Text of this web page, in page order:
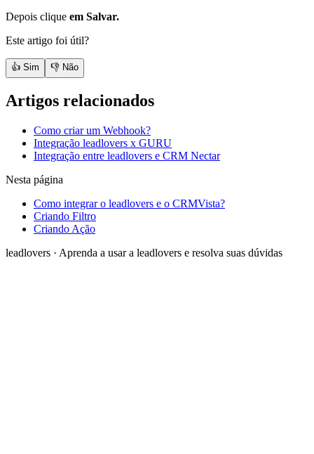
Depois clique em Salvar.
Este artigo foi útil?
👍 Sim 👎 Não
Artigos relacionados
Como criar um Webhook?
Integração leadlovers x GURU
Integração entre leadlovers e CRM Nectar
Nesta página
Como integrar o leadlovers e o CRMVista?
Criando Filtro
Criando Ação
leadlovers · Aprenda a usar a leadlovers e resolva suas dúvidas